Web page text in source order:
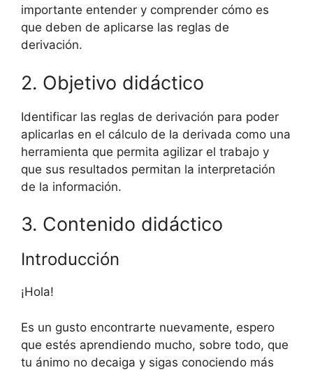
importante entender y comprender cómo es
que deben de aplicarse las reglas de
derivación.
2. Objetivo didáctico
Identificar las reglas de derivación para poder
aplicarlas en el cálculo de la derivada como una
herramienta que permita agilizar el trabajo y
que sus resultados permitan la interpretación
de la información.
3. Contenido didáctico
Introducción
¡Hola!
Es un gusto encontrarte nuevamente, espero
que estés aprendiendo mucho, sobre todo, que
tu ánimo no decaiga y sigas conociendo más